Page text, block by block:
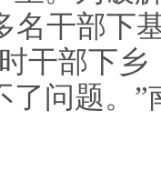
名干部下
干部下
了问题。